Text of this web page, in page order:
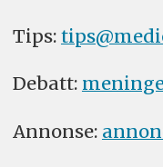
Tips:
Debatt:
Annonse: